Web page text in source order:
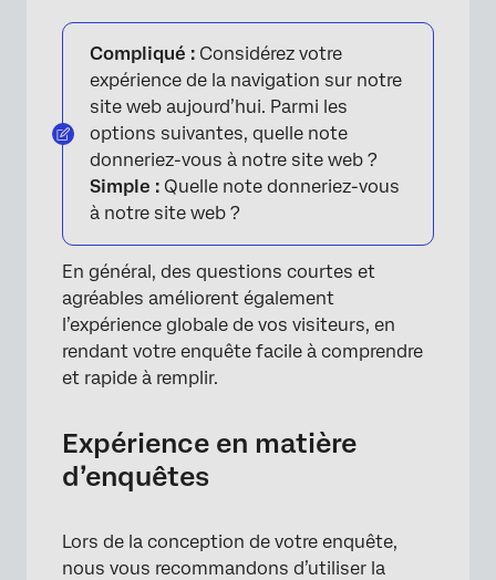
Compliqué : Considérez votre
expérience de la navigation sur notre
site web aujourd’hui. Parmi les
options suivantes, quelle note
donneriez-vous à notre site web ?
Simple : Quelle note donneriez-vous
à notre site web ?
En général, des questions courtes et
agréables améliorent également
l’expérience globale de vos visiteurs, en
rendant votre enquête facile à comprendre
et rapide à remplir.
Expérience en matière
d’enquêtes
Lors de la conception de votre enquête,
nous vous recommandons d’utiliser la